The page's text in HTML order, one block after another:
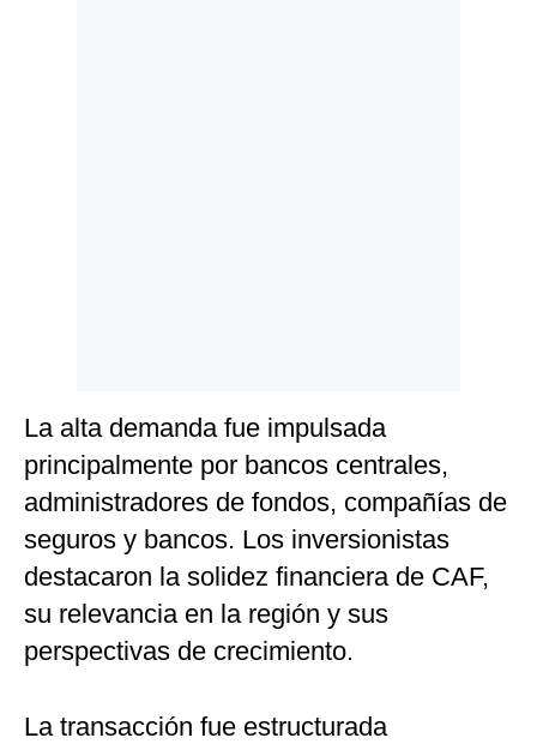
La alta demanda fue impulsada
principalmente por bancos centrales,
administradores de fondos, compañías de
seguros y bancos. Los inversionistas
destacaron la solidez financiera de CAF,
su relevancia en la región y sus
perspectivas de crecimiento.
La transacción fue estructurada